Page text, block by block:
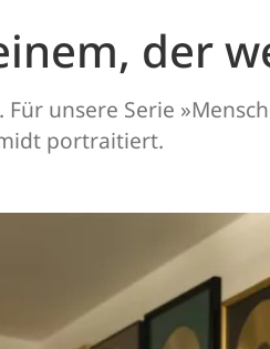
der
Für unsere Serie
portraitiert.